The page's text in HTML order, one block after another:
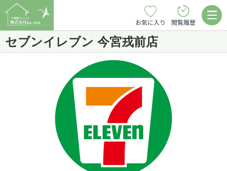
お気に入り 閲覧履歴
セブンイレブン 今宮戎前店